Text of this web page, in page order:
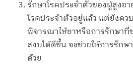
รักษาโรคประจำตัวของผู้สูงอ
โรคประจำตัวอยู่แล้ว แต่ยังค
พิจารณาให้ยาหรือการรักษาที่
สงบได้ดีขึ้น จะช่วยให้การรักษ
ด้วย